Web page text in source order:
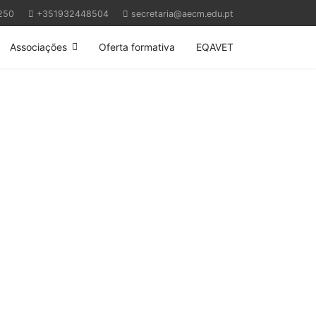
+351932448504 secretaria@aecm.edu.pt
Associações Oferta formativa EQAVET